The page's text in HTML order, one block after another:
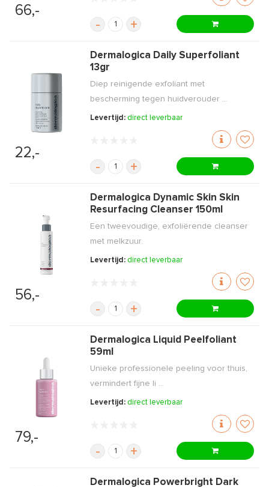
66,-
- +
22,-
Dermalogica Daily Superfoliant
13gr
Diep reinigende exfoliant met
bescherming tegen huidverouder ...
Levertijd: direct leverbaar
- +
56,-
Dermalogica Dynamic Skin Skin
Resurfacing Cleanser 150ml
Een tweevoudige, exfoliërende cleanser
met melkzuur.
Levertijd: direct leverbaar
- +
79,-
Dermalogica Liquid Peelfoliant
59ml
Unieke professionele peeling voor thuis,
vermindert fijne li ...
Levertijd: direct leverbaar
- +
Dermalogica Powerbright Dark